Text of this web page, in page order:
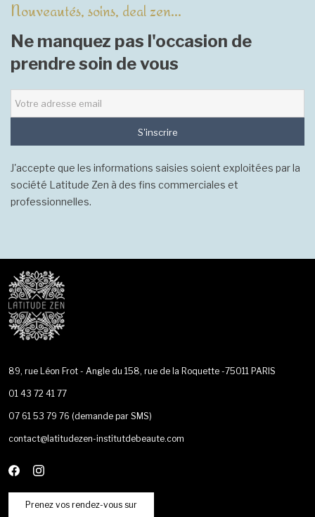
Nouveautés, soins, deal zen...
Ne manquez pas l'occasion de
prendre soin de vous
S'inscrire
J'accepte que les informations saisies soient exploitées par la
société Latitude Zen à des fins commerciales et
professionnelles.
89, rue Léon Frot - Angle du 158, rue de la Roquette -75011 PARIS
01 43 72 41 77
07 61 53 79 76 (demande par SMS)
contact@latitudezen-institutdebeaute.com
Prenez vos rendez-vous sur